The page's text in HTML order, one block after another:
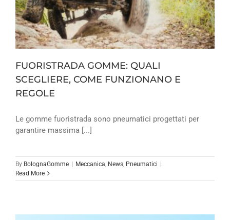
FUORISTRADA GOMME: QUALI
SCEGLIERE, COME FUNZIONANO E
REGOLE
Le gomme fuoristrada sono pneumatici progettati per
garantire massima [...]
By BolognaGomme Meccanica, News, Pneumatici
Read More